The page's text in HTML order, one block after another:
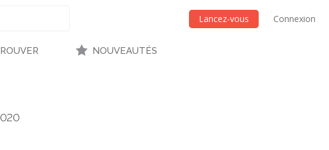
Lancez-vous Connexion
NOUVEAUTÉS